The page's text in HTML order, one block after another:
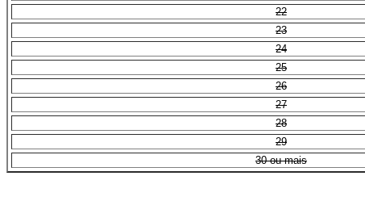
22
23
24
25
26
27
28
29
30 ou mais